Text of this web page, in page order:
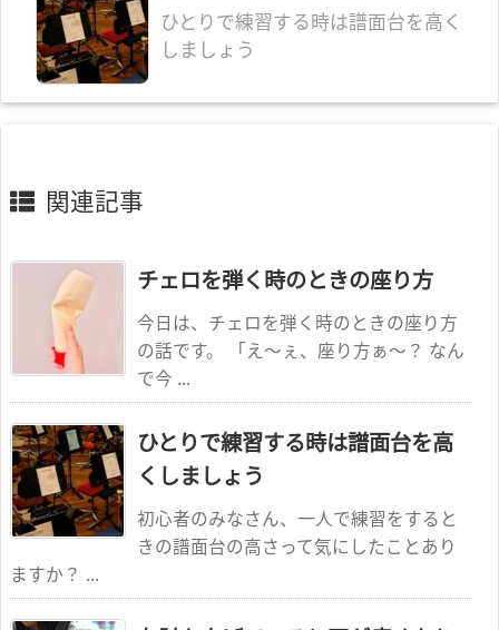
ひとりで練習する時は譜面台を高く
しましょう
関連記事
チェロを弾く時のときの座り方
今日は、チェロを弾く時のときの座り方
の話です。 「え～ぇ、座り方ぁ～？ なん
で今 ...
ひとりで練習する時は譜面台を高
くしましょう
初心者のみなさん、一人で練習をすると
きの譜面台の高さって気にしたことあり
ますか？ ...